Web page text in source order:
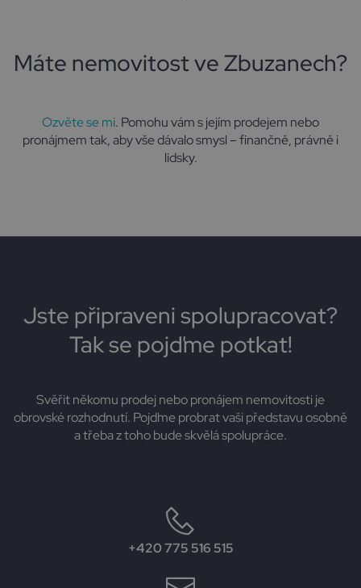
Máte nemovitost ve Zbuzanech?
Ozvěte se mi. Pomohu vám s jejím prodejem nebo
pronájmem tak, aby vše dávalo smysl – finančně, právně i
lidsky.
Jste připraveni spolupracovat?
Tak se pojďme potkat!
Svěřit někomu prodej nebo pronájem nemovitosti je
obrovské rozhodnutí. Pojďme probrat vaši představu osobně
a třeba z toho bude skvělá spolupráce.
+420 775 516 515